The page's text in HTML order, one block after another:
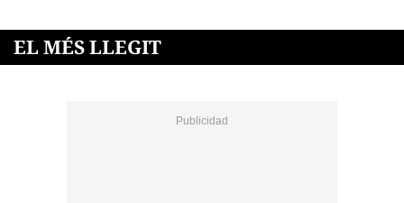
EL MÉS LLEGIT